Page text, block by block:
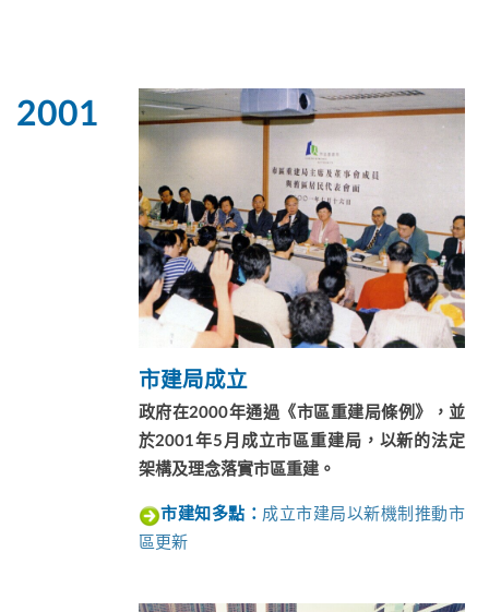
2001
市建局成立
政府在2000年通過《市區重建局條例》，並
於2001年5月成立市區重建局，以新的法定
架構及理念落實市區重建。
市建知多點： 成立市建局以新機制推動市
區更新